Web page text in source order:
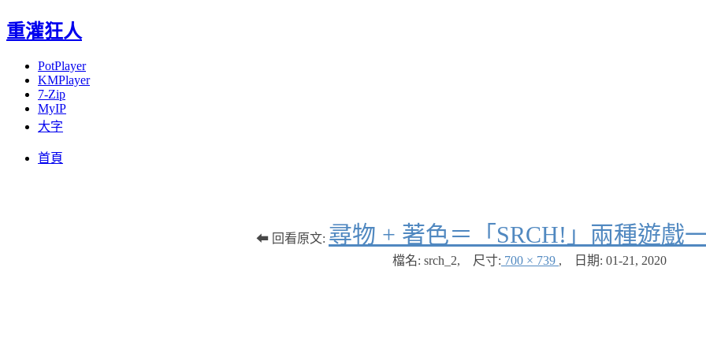
重灌狂人
PotPlayer
KMPlayer
7-Zip
MyIP
大字
首頁
⬅ 回看原文: 尋物 + 著色＝「SRCH!」兩種遊戲
檔名: srch_2, 尺寸: 700 × 739 , 日期: 01-21, 2020